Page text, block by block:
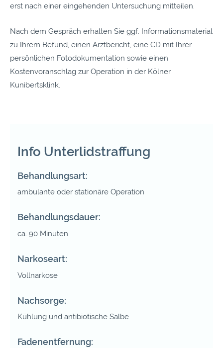
erst nach einer eingehenden Untersuchung mitteilen.
Nach dem Gespräch erhalten Sie ggf. Informationsmaterial
zu Ihrem Befund, einen Arztbericht, eine CD mit Ihrer
persönlichen Fotodokumentation sowie einen
Kostenvoranschlag zur Operation in der Kölner
Kunibertsklink.
Info Unterlidstraffung
Behandlungsart:
ambulante oder stationäre Operation
Behandlungsdauer:
ca. 90 Minuten
Narkoseart:
Vollnarkose
Nachsorge:
Kühlung und antibiotische Salbe
Fadenentfernung: